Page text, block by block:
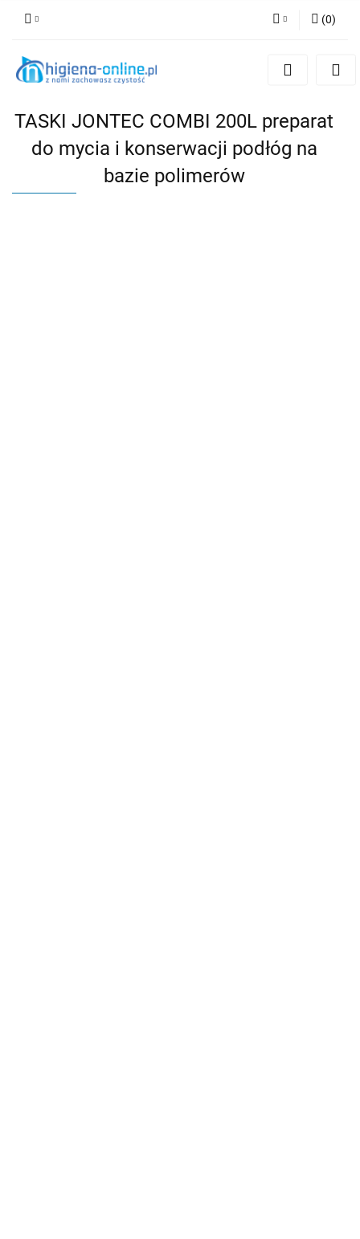
Zaloguj się
(0)
TASKI JONTEC COMBI 200L preparat
do mycia i konserwacji podłóg na
bazie polimerów